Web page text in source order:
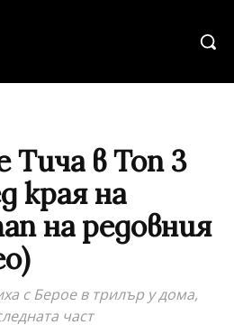
Тича в Топ 3
края на
на редовния
с Берое в трилър у дома,
част